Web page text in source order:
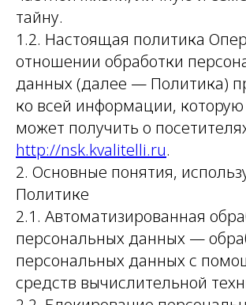
тайну.
1.2. Настоящая политика
отношении обработки
данных (далее — Политика)
ко всей информации,
может получить о
http://nsk.kvalitelli.ru.
2. Основные понятия,
Политике
2.1. Автоматизированная
персональных данных —
персональных данных с
средств вычислительной